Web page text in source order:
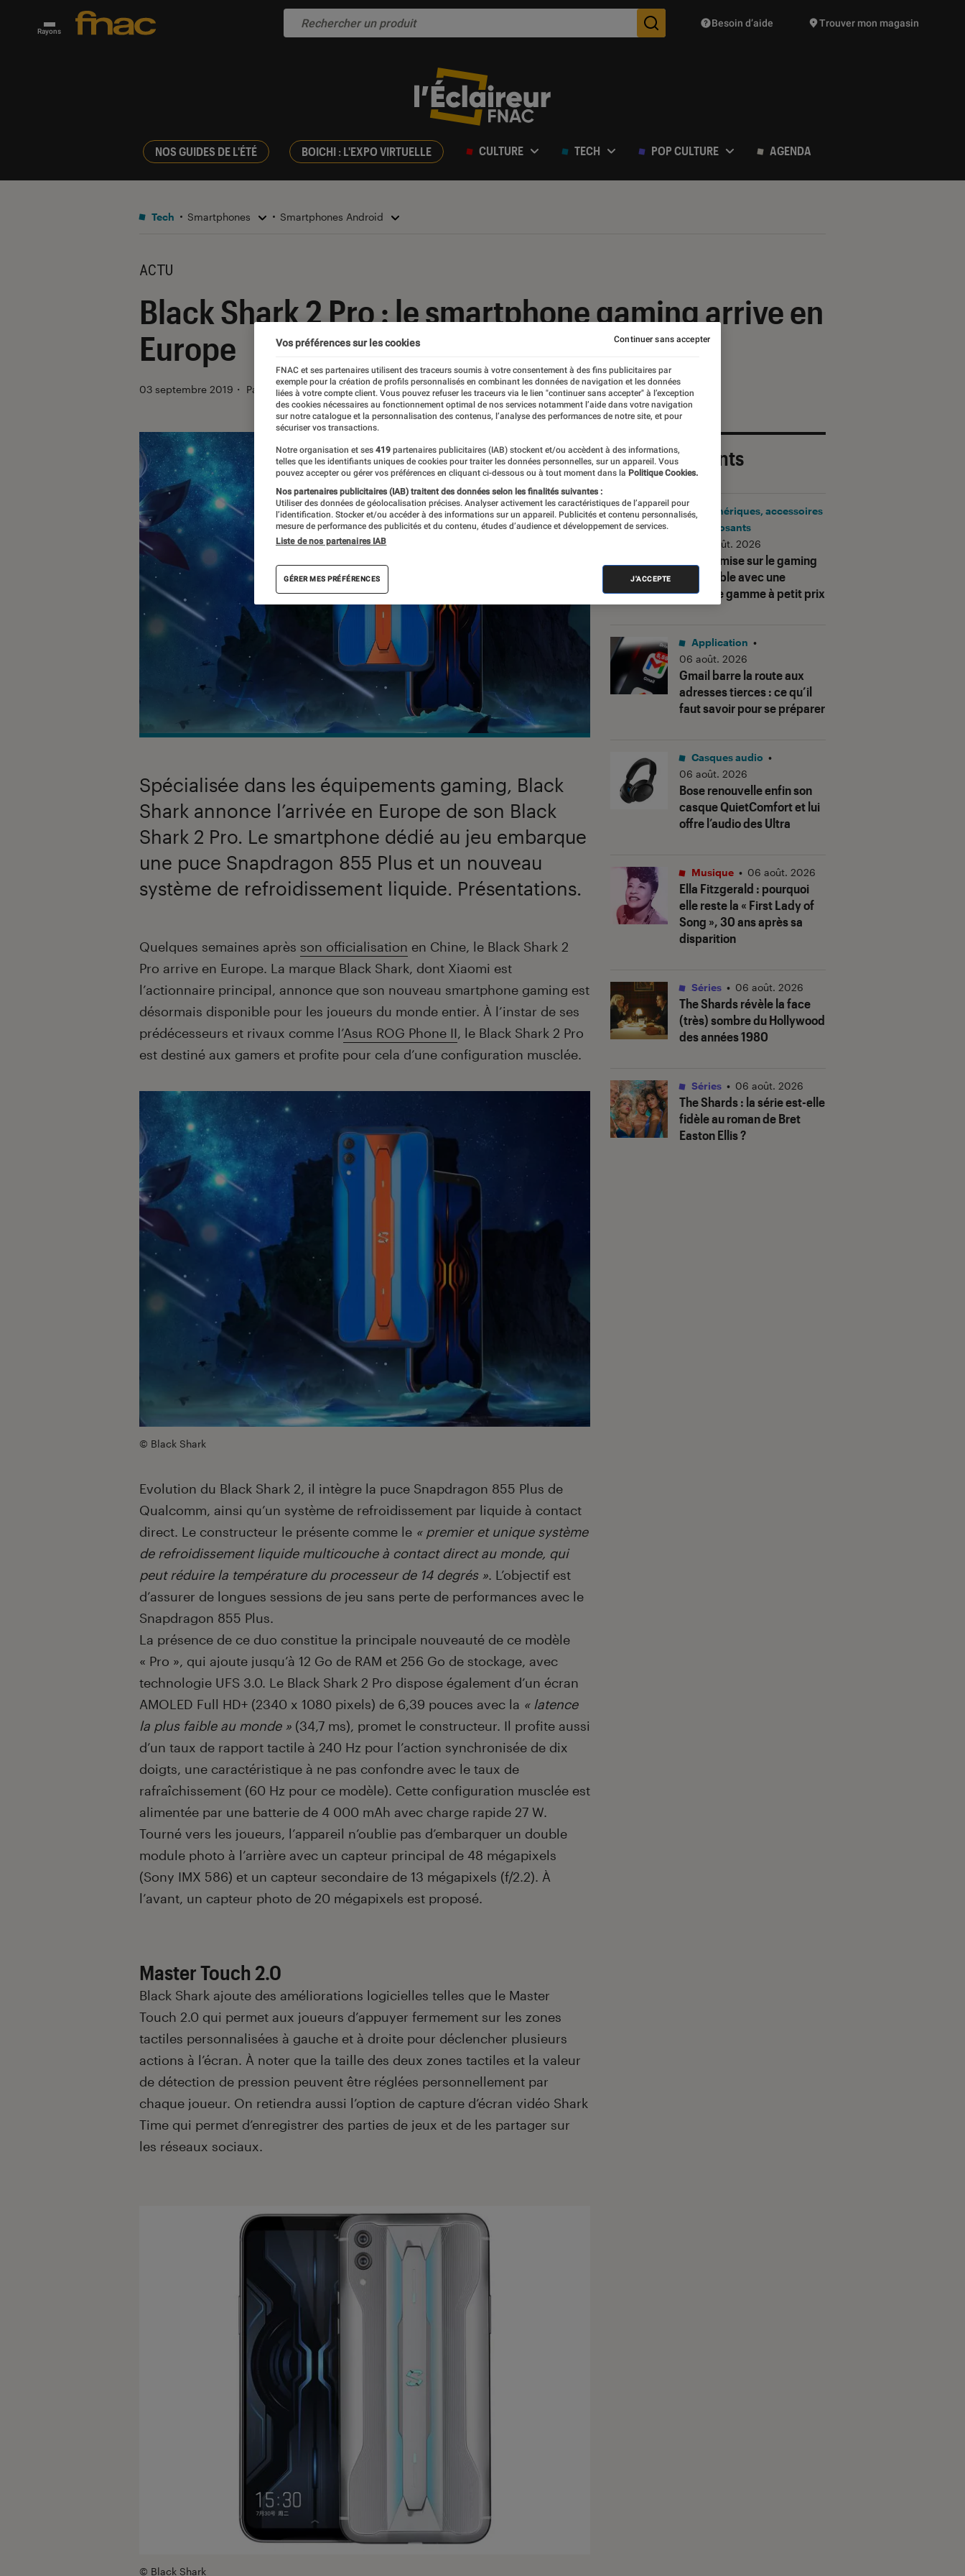
Rayons Des suggestions de produits vont vous être proposées
Besoin d’aide Trouver mon magasin
NOS GUIDES DE L'ÉTÉ BOICHI : L'EXPO VIRTUELLE CULTURE TECH POP CULTURE AGENDA
Tech Smartphones Smartphones Android
ACTU
Black Shark 2 Pro : le smartphone gaming arrive en
Europe
03 septembre 2019 ・ Par Thomas Estimbre
Spécialisée dans les équipements gaming, Black
Shark annonce l’arrivée en Europe de son Black
Shark 2 Pro. Le smartphone dédié au jeu embarque
une puce Snapdragon 855 Plus et un nouveau
système de refroidissement liquide. Présentations.
Introduction
Quelques semaines après son officialisation en Chine, le Black Shark 2
Pro arrive en Europe. La marque Black Shark, dont Xiaomi est
l’actionnaire principal, annonce que son nouveau smartphone gaming est
désormais disponible pour les joueurs du monde entier. À l’instar de ses
prédécesseurs et rivaux comme l’Asus ROG Phone II, le Black Shark 2 Pro
est destiné aux gamers et profite pour cela d’une configuration musclée.
© Black Shark
Evolution du Black Shark 2, il intègre la puce Snapdragon 855 Plus de
Qualcomm, ainsi qu’un système de refroidissement par liquide à contact
direct. Le constructeur le présente comme le « premier et unique système
de refroidissement liquide multicouche à contact direct au monde, qui
peut réduire la température du processeur de 14 degrés ». L’objectif est
d’assurer de longues sessions de jeu sans perte de performances avec le
Snapdragon 855 Plus.
La présence de ce duo constitue la principale nouveauté de ce modèle
« Pro », qui ajoute jusqu’à 12 Go de RAM et 256 Go de stockage, avec
technologie UFS 3.0. Le Black Shark 2 Pro dispose également d’un écran
AMOLED Full HD+ (2340 x 1080 pixels) de 6,39 pouces avec la « latence
la plus faible au monde » (34,7 ms), promet le constructeur. Il profite aussi
d’un taux de rapport tactile à 240 Hz pour l’action synchronisée de dix
doigts, une caractéristique à ne pas confondre avec le taux de
rafraîchissement (60 Hz pour ce modèle). Cette configuration musclée est
alimentée par une batterie de 4 000 mAh avec charge rapide 27 W.
Tourné vers les joueurs, l’appareil n’oublie pas d’embarquer un double
module photo à l’arrière avec un capteur principal de 48 mégapixels
(Sony IMX 586) et un capteur secondaire de 13 mégapixels (f/2.2). À
l’avant, un capteur photo de 20 mégapixels est proposé.
Master Touch 2.0
Black Shark ajoute des améliorations logicielles telles que le Master
Touch 2.0 qui permet aux joueurs d’appuyer fermement sur les zones
tactiles personnalisées à gauche et à droite pour déclencher plusieurs
actions à l’écran. À noter que la taille des deux zones tactiles et la valeur
de détection de pression peuvent être réglées personnellement par
chaque joueur. On retiendra aussi l’option de capture d’écran vidéo Shark
Time qui permet d’enregistrer des parties de jeux et de les partager sur
les réseaux sociaux.
© Black Shark
Les plus récents
Corsair mise sur le gaming
accessible avec une
nouvelle gamme à petit prix
Périphériques, accessoires
et composants
06 août. 2026
Gmail barre la route aux
adresses tierces : ce qu’il
faut savoir pour se préparer
Application •
06 août. 2026
Bose renouvelle enfin son
casque QuietComfort et lui
offre l’audio des Ultra
Casques audio •
06 août. 2026
Ella Fitzgerald : pourquoi
elle reste la « First Lady of
Song », 30 ans après sa
disparition
Musique • 06 août. 2026
The Shardsrévèle la face
(très) sombre du Hollywood
des années 1980
Séries • 06 août. 2026
The Shards: la série est-elle
fidèle au roman de Bret
Easton Ellis ?
Séries • 06 août. 2026
Vos préférences sur les cookies
FNAC et ses partenaires utilisent des traceurs soumis à votre consentement à des fins publicitaires par
exemple pour la création de profils personnalisés en combinant les données de navigation et les données
liées à votre compte client. Vous pouvez refuser les traceurs via le lien "continuer sans accepter" à l’exception
des cookies nécessaires au fonctionnement optimal de nos services notamment l’aide dans votre navigation
sur notre catalogue et la personnalisation des contenus, l’analyse des performances de notre site, et pour
sécuriser vos transactions.
Notre organisation et ses 419 partenaires publicitaires (IAB) stockent et/ou accèdent à des informations,
telles que les identifiants uniques de cookies pour traiter les données personnelles, sur un appareil. Vous
pouvez accepter ou gérer vos préférences en cliquant ci-dessous ou à tout moment dans la Politique Cookies.
Nos partenaires publicitaires (IAB) traitent des données selon les finalités suivantes :
Utiliser des données de géolocalisation précises. Analyser activement les caractéristiques de l’appareil pour
l’identification. Stocker et/ou accéder à des informations sur un appareil. Publicités et contenu personnalisés,
mesure de performance des publicités et du contenu, études d’audience et développement de services.
Liste de nos partenaires IAB
GÉRER MES PRÉFÉRENCES J'ACCEPTE
Continuer sans accepter